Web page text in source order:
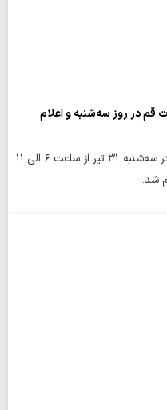
قم در روز سه‌شنبه و اعلام
ساعات کاری ادارات و بانک‌های استان قم در سه‌شنبه ۳۱ تیر از ساعت ۶ الی ۱۱
شد.